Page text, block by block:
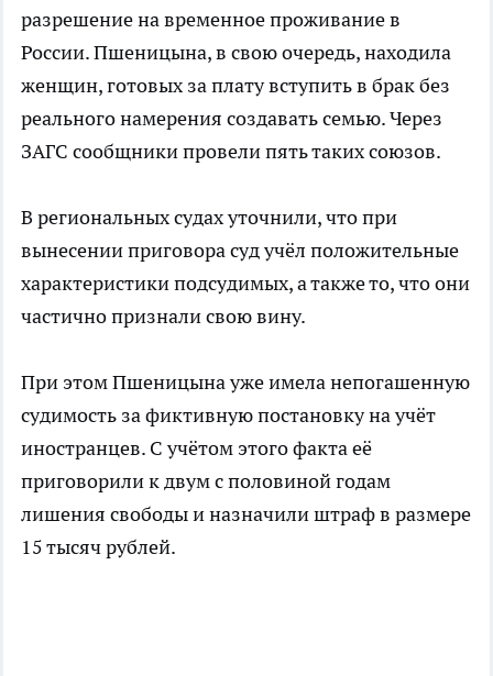
разрешение на временное проживание в
России. Пшеницына, в свою очередь, находила
женщин, готовых за плату вступить в брак без
реального намерения создавать семью. Через
ЗАГС сообщники провели пять таких союзов.
В региональных судах уточнили, что при
вынесении приговора суд учёл положительные
характеристики подсудимых, а также то, что они
частично признали свою вину.
При этом Пшеницына уже имела непогашенную
судимость за фиктивную постановку на учёт
иностранцев. С учётом этого факта её
приговорили к двум с половиной годам
лишения свободы и назначили штраф в размере
15 тысяч рублей.